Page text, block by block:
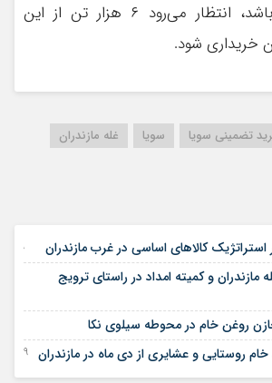
سویا تولید شده باشد، انتظار می‌رود ۶ هزار تن از این
خریداری شود.
تضمینی سویا سویا غله مازندران
استراتژیک کالاهای اساسی در غرب مازندران 29 آوریل 2025
و کمیته امداد در راستای ترویج
روغن خام در محوطه سیلوی نکا
روستایی و عشایری از دی ماه در مازندران 19 دسامبر 2024